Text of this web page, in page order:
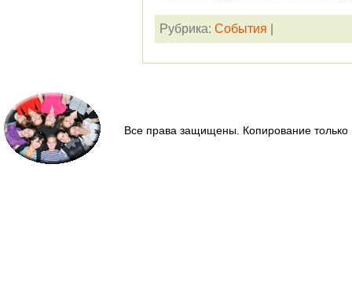
Рубрика: События
Все права защищены. Копирование только